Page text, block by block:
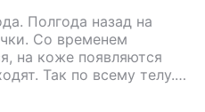
Полгода назад на
Со временем
на коже появляются
Так по всему телу.